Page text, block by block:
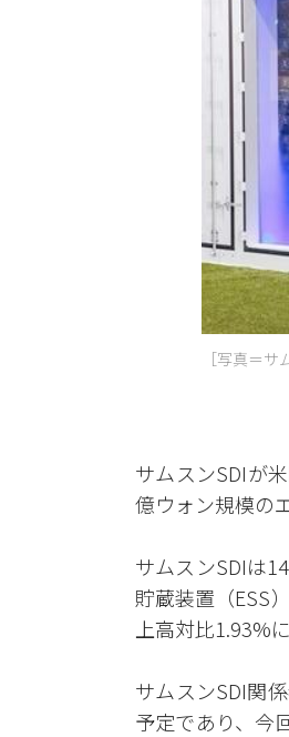
［写真＝サ
サムスンSDIが
億ウォン規模の
サムスンSDIは
貯蔵装置（ESS
上高対比1.93%
サムスンSDI関
予定であり、今